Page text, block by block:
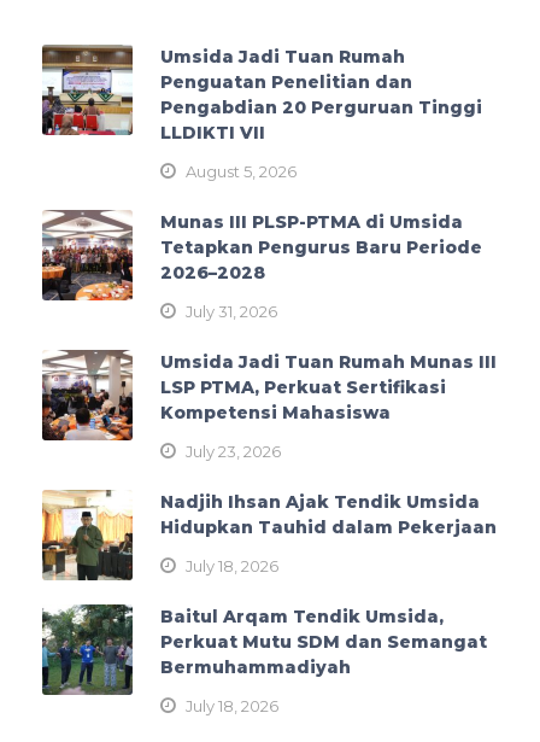
Umsida Jadi Tuan Rumah
Penguatan Penelitian dan
Pengabdian 20 Perguruan Tinggi
LLDIKTI VII
August 5, 2026
Munas III PLSP-PTMA di Umsida
Tetapkan Pengurus Baru Periode
2026–2028
July 31, 2026
Umsida Jadi Tuan Rumah Munas III
LSP PTMA, Perkuat Sertifikasi
Kompetensi Mahasiswa
July 23, 2026
Nadjih Ihsan Ajak Tendik Umsida
Hidupkan Tauhid dalam Pekerjaan
July 18, 2026
Baitul Arqam Tendik Umsida,
Perkuat Mutu SDM dan Semangat
Bermuhammadiyah
July 18, 2026